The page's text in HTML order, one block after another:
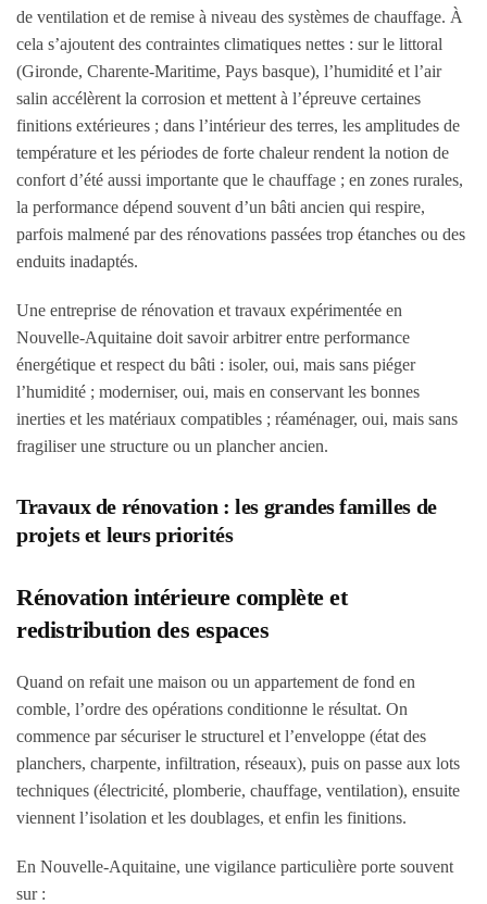
de ventilation et de remise à niveau des systèmes de chauffage. À
cela s’ajoutent des contraintes climatiques nettes : sur le littoral
(Gironde, Charente-Maritime, Pays basque), l’humidité et l’air
salin accélèrent la corrosion et mettent à l’épreuve certaines
finitions extérieures ; dans l’intérieur des terres, les amplitudes de
température et les périodes de forte chaleur rendent la notion de
confort d’été aussi importante que le chauffage ; en zones rurales,
la performance dépend souvent d’un bâti ancien qui respire,
parfois malmené par des rénovations passées trop étanches ou des
enduits inadaptés.
Une entreprise de rénovation et travaux expérimentée en
Nouvelle-Aquitaine doit savoir arbitrer entre performance
énergétique et respect du bâti : isoler, oui, mais sans piéger
l’humidité ; moderniser, oui, mais en conservant les bonnes
inerties et les matériaux compatibles ; réaménager, oui, mais sans
fragiliser une structure ou un plancher ancien.
Travaux de rénovation : les grandes familles de
projets et leurs priorités
Rénovation intérieure complète et
redistribution des espaces
Quand on refait une maison ou un appartement de fond en
comble, l’ordre des opérations conditionne le résultat. On
commence par sécuriser le structurel et l’enveloppe (état des
planchers, charpente, infiltration, réseaux), puis on passe aux lots
techniques (électricité, plomberie, chauffage, ventilation), ensuite
viennent l’isolation et les doublages, et enfin les finitions.
En Nouvelle-Aquitaine, une vigilance particulière porte souvent
sur :